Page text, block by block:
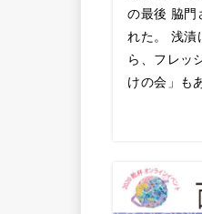
の最後 脇門
れた。 浅漬
ら、フレッ
けの会」も